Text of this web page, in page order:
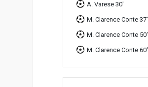
A. Varese 30'
M. Clarence Conte 37'
M. Clarence Conte 50'
M. Clarence Conte 60'